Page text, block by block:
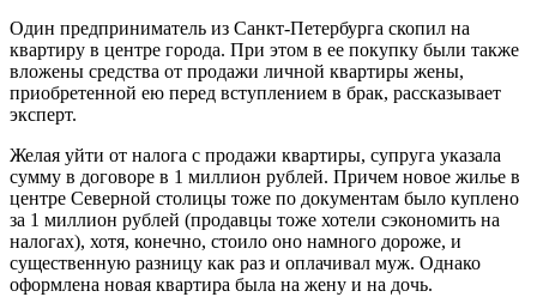
Один предприниматель из Санкт-Петербурга скопил на
квартиру в центре города. При этом в ее покупку были также
вложены средства от продажи личной квартиры жены,
приобретенной ею перед вступлением в брак, рассказывает
эксперт.
Желая уйти от налога с продажи квартиры, супруга указала
сумму в договоре в 1 миллион рублей. Причем новое жилье в
центре Северной столицы тоже по документам было куплено
за 1 миллион рублей (продавцы тоже хотели сэкономить на
налогах), хотя, конечно, стоило оно намного дороже, и
существенную разницу как раз и оплачивал муж. Однако
оформлена новая квартира была на жену и на дочь.